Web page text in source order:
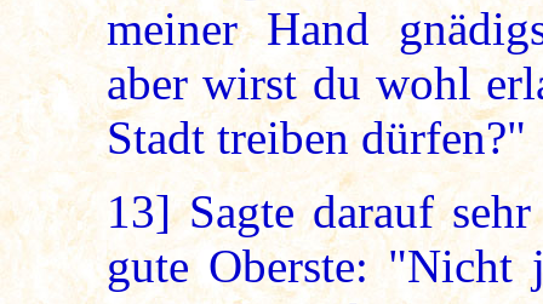
meiner Hand
aber wirst du wohl
Stadt treiben dürfen?"
13]Sagte darauf
gute Oberste: "Nicht